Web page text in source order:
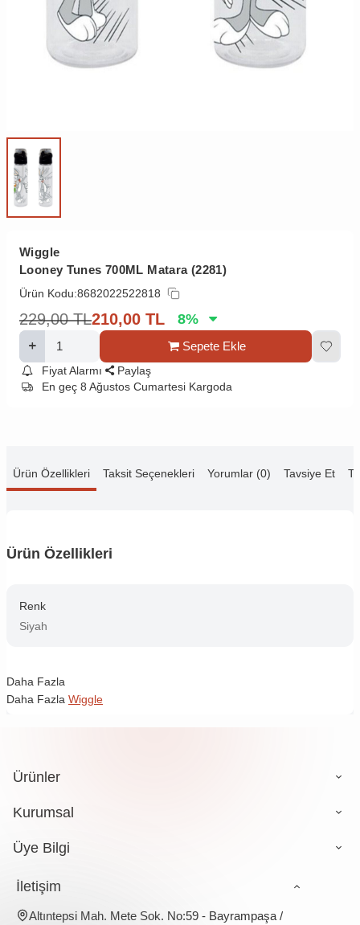
Wiggle
Looney Tunes 700ML Matara (2281)
Ürün Kodu:8682022522818
229,00 TL210,00 TL 8%
Sepete Ekle
Fiyat Alarmı
Paylaş
En geç 8 Ağustos Cumartesi Kargoda
Ürün Özellikleri Taksit Seçenekleri Yorumlar (0) Tavsiye Et
Ürün Özellikleri
Renk
Siyah
Daha Fazla
Daha Fazla Wiggle
Ürünler
Kurumsal
Üye Bilgi
İletişim
Altıntepsi Mah. Mete Sok. No:59 - Bayrampaşa /